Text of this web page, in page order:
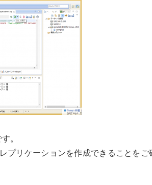
。
プリケーションを作成できることをご